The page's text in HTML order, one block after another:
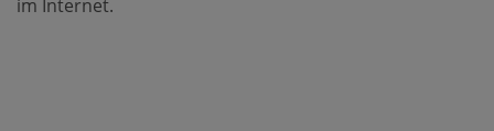
im Internet.